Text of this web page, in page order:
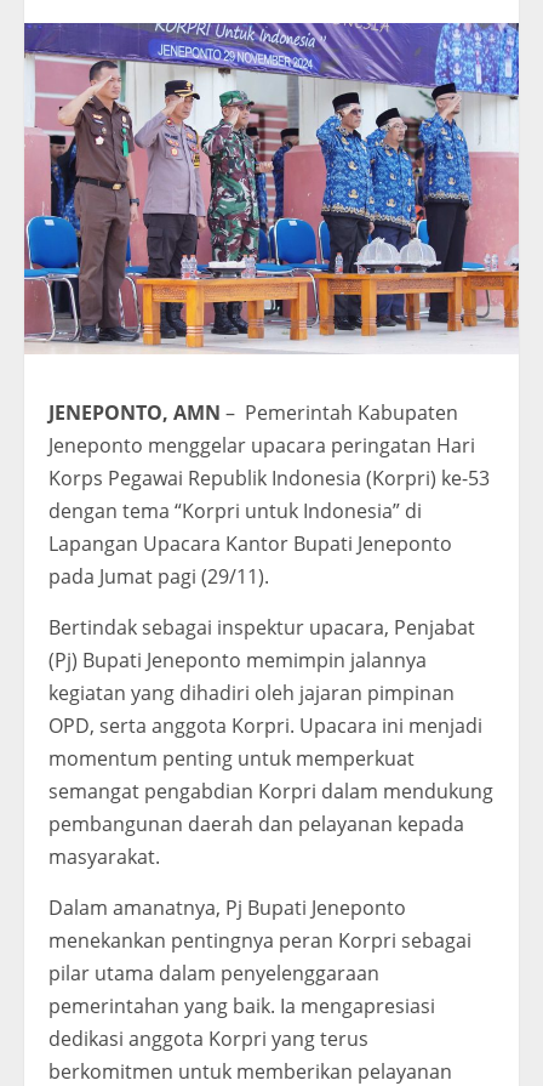
JENEPONTO, AMN – Pemerintah Kabupaten
Jeneponto menggelar upacara peringatan Hari
Korps Pegawai Republik Indonesia (Korpri) ke-53
dengan tema “Korpri untuk Indonesia” di
Lapangan Upacara Kantor Bupati Jeneponto
pada Jumat pagi (29/11).
Bertindak sebagai inspektur upacara, Penjabat
(Pj) Bupati Jeneponto memimpin jalannya
kegiatan yang dihadiri oleh jajaran pimpinan
OPD, serta anggota Korpri. Upacara ini menjadi
momentum penting untuk memperkuat
semangat pengabdian Korpri dalam mendukung
pembangunan daerah dan pelayanan kepada
masyarakat.
Dalam amanatnya, Pj Bupati Jeneponto
menekankan pentingnya peran Korpri sebagai
pilar utama dalam penyelenggaraan
pemerintahan yang baik. Ia mengapresiasi
dedikasi anggota Korpri yang terus
berkomitmen untuk memberikan pelayanan